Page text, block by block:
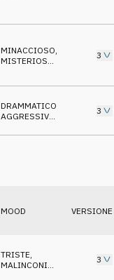
MINACCIOSO
MISTERIOSO
3
DRAMMATICO
AGGRESSIVO
3
MOOD VERSIONE
TRISTE
MALINCONICO
3